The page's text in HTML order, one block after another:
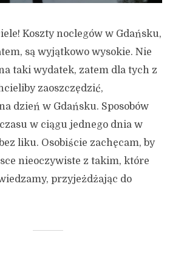
Koszty noclegów w Gdańsku,
są wyjątkowo wysokie. Nie
taki wydatek, zatem dla tych z
zaoszczędzić,
dzień w Gdańsku. Sposobów
w ciągu jednego dnia w
liku. Osobiście zachęcam, by
nieoczywiste z takim, które
przyjeżdżając do